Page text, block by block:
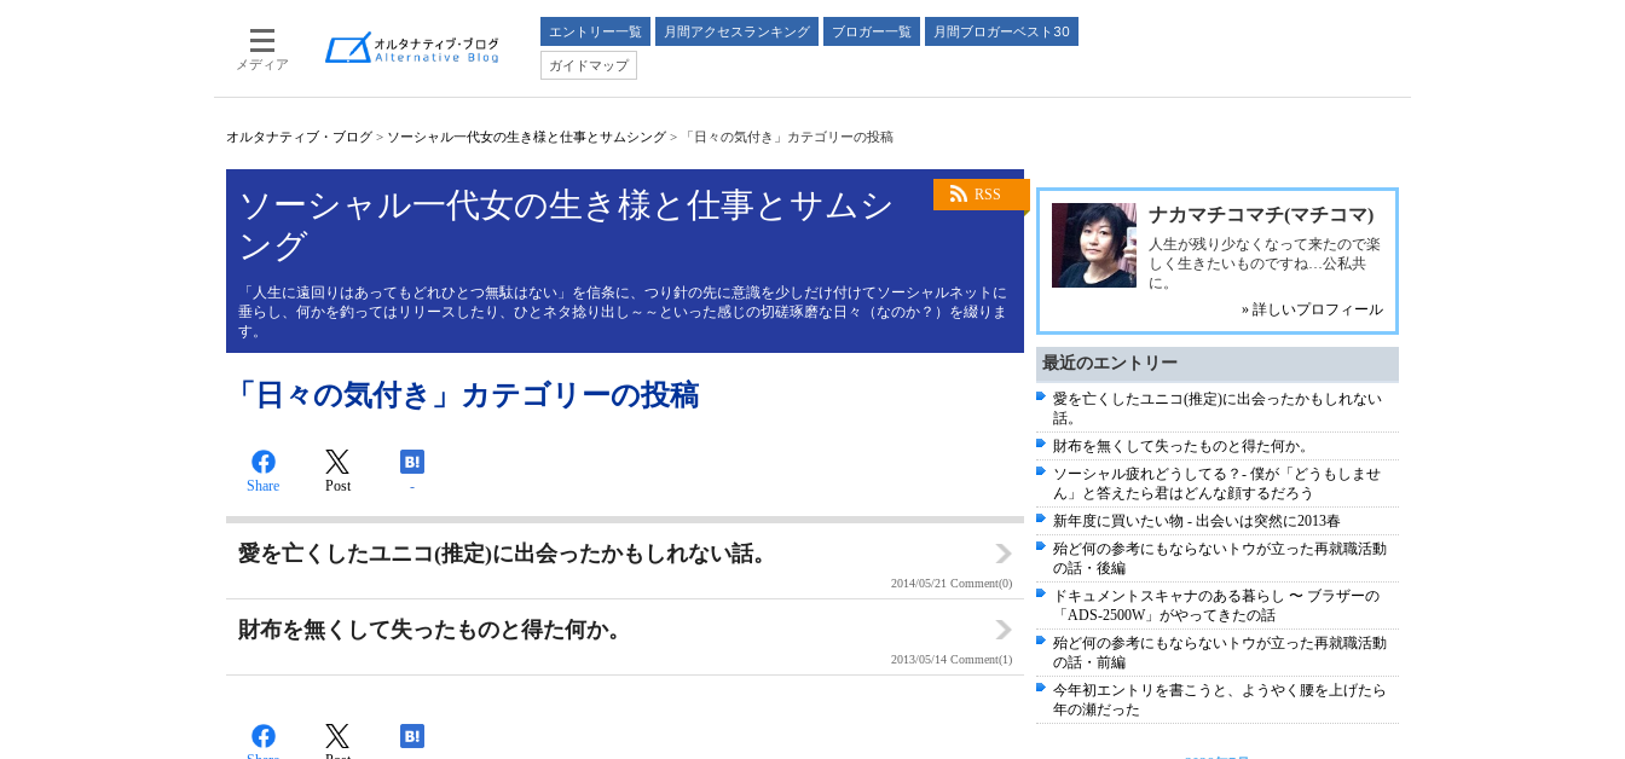
メディア
エントリー一覧 月間アクセスランキング ブロガー一覧
月間ブロガーベスト30
ガイドマップ
オルタナティブ・ブログ > ソーシャル一代女の生き様と仕事とサムシング > 「日々の気付き」カテゴリーの投稿
RSS
ソーシャル一代女の生き様と仕事とサムシ
ング
「人生に遠回りはあってもどれひとつ無駄はない」を信条に、つり針の先に意識を少しだけ付けてソーシャルネットに
垂らし、何かを釣ってはリリースしたり、ひとネタ捻り出し～～といった感じの切磋琢磨な日々（なのか？）を綴りま
す。
「日々の気付き」カテゴリーの投稿
Share Post -
愛を亡くしたユニコ(推定)に出会ったかもしれない話。
2014/05/21 Comment(0)
財布を無くして失ったものと得た何か。
2013/05/14 Comment(1)
ナカマチコマチ(マチコマ)
人生が残り少なくなって来たので楽
しく生きたいものですね…公私共
に。
» 詳しいプロフィール
最近のエントリー
愛を亡くしたユニコ(推定)に出会ったかもしれない
話。
財布を無くして失ったものと得た何か。
ソーシャル疲れどうしてる？- 僕が「どうもしませ
ん」と答えたら君はどんな顔するだろう
新年度に買いたい物 - 出会いは突然に2013春
殆ど何の参考にもならないトウが立った再就職活動
の話・後編
ドキュメントスキャナのある暮らし 〜 ブラザーの
「ADS-2500W」がやってきたの話
殆ど何の参考にもならないトウが立った再就職活動
の話・前編
今年初エントリを書こうと、ようやく腰を上げたら
年の瀬だった